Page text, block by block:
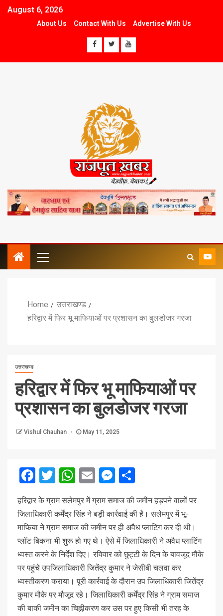
August 6, 2026
About Us Contact With Us Advertise With Us
Home
उत्तराखण्ड
हरिद्वार में फिर भू माफियाओं पर प्रशासन का बुलडोजर गरजा
उत्तराखण्ड
हरिद्वार में फिर भू माफियाओं पर
प्रशासन का बुलडोजर गरजा
Vishul Chauhan May 11, 2025
Facebook
Twitter
WhatsApp
EmailMessenger
हरिद्वार के ग्राम सलेमपुर में ग्राम समाज की जमीन हड़पने वालों पर
जिलाधिकारी कर्मेंद्र सिंह ने बड़ी कार्रवाई की है। सलेमपुर में भू-
माफिया ने ग्राम समाज की जमीन पर ही अवैध प्लाटिंग कर दी थी।
प्लॉट बिकना भी शुरू हो गए थे। ऐसे में जिलाधिकारी ने अवैध प्लाटिंग
ध्वस्त करने के निर्देश दिए। रविवार को छुट्टी के दिन के बावजूद मौके
पर पहुंचे उपजिलाधिकारी जितेंद्र कुमार ने जेसीबी चलवा कर
ध्वस्तीकरण कराया। पूरी कार्रवाई के दौरान उप जिलाधिकारी जितेंद्र
कुमार मौके पर मौजूद रहे। जिलाधिकारी कर्मेंद्र सिंह ने ग्राम समाज
की बाकी जमीन का चिह्नीकरण कर उस पर हुए किसी भी तरह के